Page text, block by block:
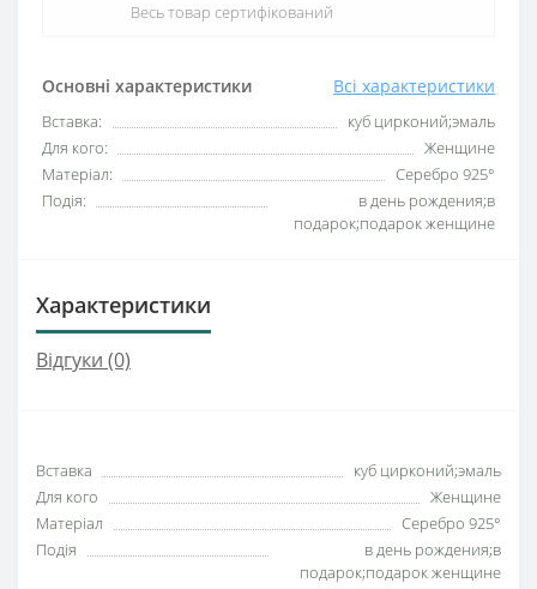
Основні характеристики Всі характеристики
Вставка:
куб цирконий;эмаль
Для кого:
Женщине
Матеріал:
Серебро 925°
Подія:
в день рождения;в
подарок;подарок женщине
Весь товар сертифікований
Характеристики
Відгуки (0)
Вставка
куб цирконий;эмаль
Для кого
Женщине
Матеріал
Серебро 925°
Подія
в день рождения;в
подарок;подарок женщине